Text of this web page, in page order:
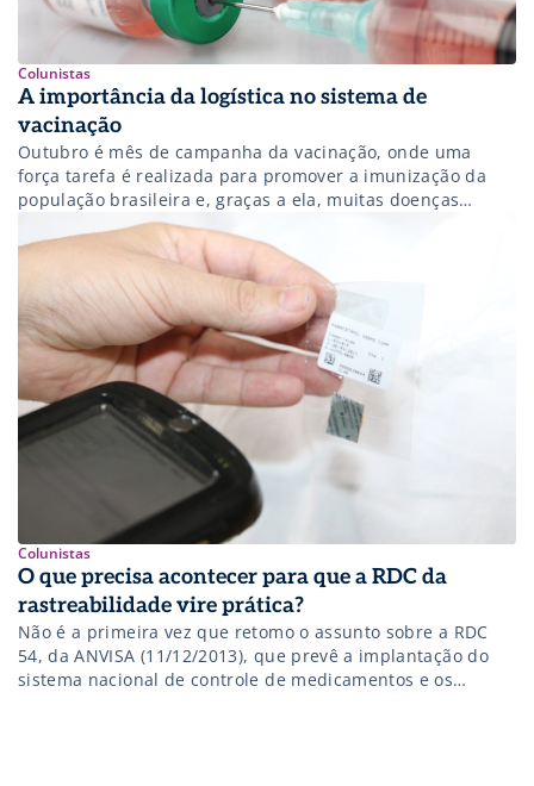
Colunistas
A importância da logística no sistema de
vacinação
Outubro é mês de campanha da vacinação, onde uma
força tarefa é realizada para promover a imunização da
população brasileira e, graças a ela, muitas doenças
podem ser controladas ou mesmo erradicadas. Mas para
que a campanha atinja seus objetivos, outra força tarefa é
necessária nos seus bastidores para que os medicamentos
se mantenham preservados […]
Colunistas
O que precisa acontecer para que a RDC da
rastreabilidade vire prática?
Não é a primeira vez que retomo o assunto sobre a RDC
54, da ANVISA (11/12/2013), que prevê a implantação do
sistema nacional de controle de medicamentos e os